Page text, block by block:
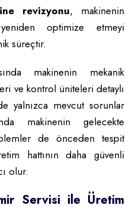
revizyonu, makinenin
optimize etmeyi
süreçtir.
makinenin mekanik
ve kontrol üniteleri detaylı
yalnızca mevcut sorunlar
makinenin gelecekte
de önceden tespit
hattının daha güvenli
olur.
Servisi ile Üretim